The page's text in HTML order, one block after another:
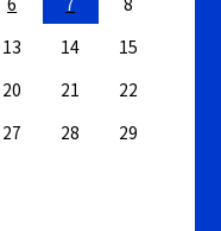
13 14
15
20 21
22
27 28
29